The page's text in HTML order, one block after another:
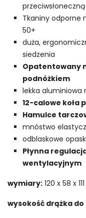
przeciwsłoneczną
Tkaniny odporne
50+
duża,
siedzenia
Opatentowany
podnóżkiem
lekka aluminiowa
12-calowe koła
Hamulce
mnóstwo
odblaskowe
Płynna
wentylacyjnym
wymiary: 120 x 58 x
wysokość drążka